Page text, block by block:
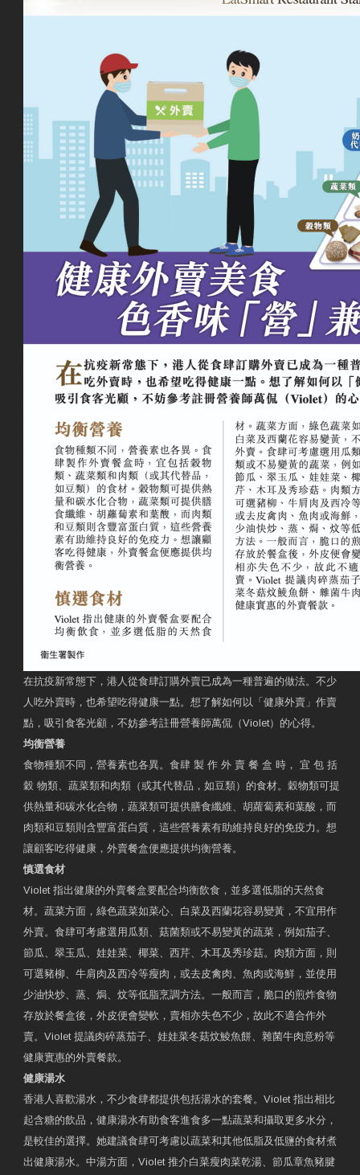
在抗疫新常態下，港人從食肆訂購外賣已成為一種普遍的做法。不少
人吃外賣時，也希望吃得健康一點。想了解如何以「健康外賣」作賣
點，吸引食客光顧，不妨參考註冊營養師萬侃（Violet）的心得。
均衡營養
食物種類不同，營養素也各異。食肆 製 作 外 賣 餐 盒 時， 宜 包 括
穀 物類、蔬菜類和肉類（或其代替品，如豆類）的食材。穀物類可提
供熱量和碳水化合物，蔬菜類可提供膳食纖維、胡蘿蔔素和葉酸，而
肉類和豆類則含豐富蛋白質，這些營養素有助維持良好的免疫力。想
讓顧客吃得健康，外賣餐盒便應提供均衡營養。
慎選食材
Violet 指出健康的外賣餐盒要配合均衡飲食，並多選低脂的天然食
材。蔬菜方面，綠色蔬菜如菜心、白菜及西蘭花容易變黃，不宜用作
外賣。食肆可考慮選用瓜類、菇菌類或不易變黃的蔬菜，例如茄子、
節瓜、翠玉瓜、娃娃菜、椰菜、西芹、木耳及秀珍菇。肉類方面，則
可選豬柳、牛肩肉及西冷等瘦肉，或去皮禽肉、魚肉或海鮮，並使用
少油快炒、蒸、焗、炆等低脂烹調方法。一般而言，脆口的煎炸食物
存放於餐盒後，外皮便會變軟，賣相亦失色不少，故此不適合作外
賣。Violet 提議肉碎蒸茄子、娃娃菜冬菇炆鯪魚餅、雜菌牛肉意粉等
健康實惠的外賣餐款。
健康湯水
香港人喜歡湯水，不少食肆都提供包括湯水的套餐。Violet 指出相比
起含糖的飲品，健康湯水有助食客進食多一點蔬菜和攝取更多水分，
是較佳的選擇。她建議食肆可考慮以蔬菜和其他低脂及低鹽的食材煮
出健康湯水。中湯方面，Violet 推介白菜瘦肉菜乾湯、節瓜章魚豬腱